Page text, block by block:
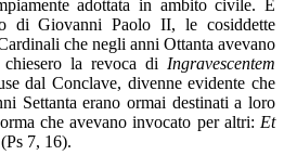
adottata in ambito civile. E
di Giovanni Paolo II, le cosiddette
che negli anni Ottanta avevano
la revoca di Ingravescentem
dal Conclave, divenne evidente che
Settanta erano ormai destinati a loro
che avevano invocato per altri: Et
7, 16).